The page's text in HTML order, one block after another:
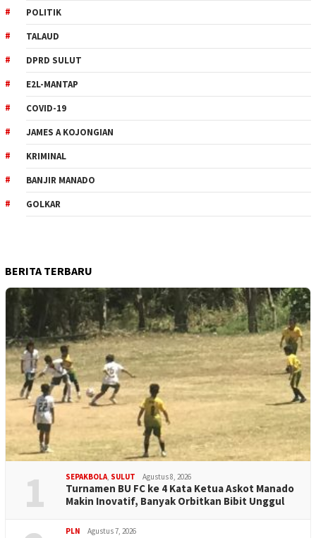
POLITIK
TALAUD
DPRD SULUT
E2L-MANTAP
COVID-19
JAMES A KOJONGIAN
KRIMINAL
BANJIR MANADO
GOLKAR
BERITA TERBARU
1 SEPAKBOLA SULUT Agustus 8, 2026
Turnamen BU FC ke 4 Kata Ketua Askot Manado
Makin Inovatif, Banyak Orbitkan Bibit Unggul
PLN Agustus 7, 2026